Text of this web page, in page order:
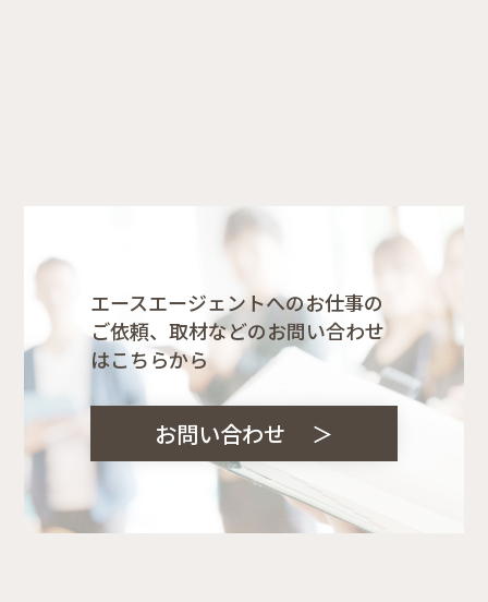
エースエージェントへのお仕事の
ご依頼、取材などのお問い合わせ
はこちらから
お問い合わせ